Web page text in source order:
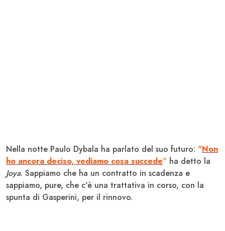
Nella notte Paulo Dybala ha parlato del suo futuro: "Non
ho ancora deciso, vediamo cosa succede" ha detto la
Joya. Sappiamo che ha un contratto in scadenza e
sappiamo, pure, che c'è una trattativa in corso, con la
spunta di Gasperini, per il rinnovo.